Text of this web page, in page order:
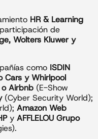
HR & Learning
de
Wolters Kluwer y
como ISDIN
Cars y Whirlpool
o Airbnb (E-Show
(Cyber Security World);
Amazon Web
y AFFLELOU Grupo